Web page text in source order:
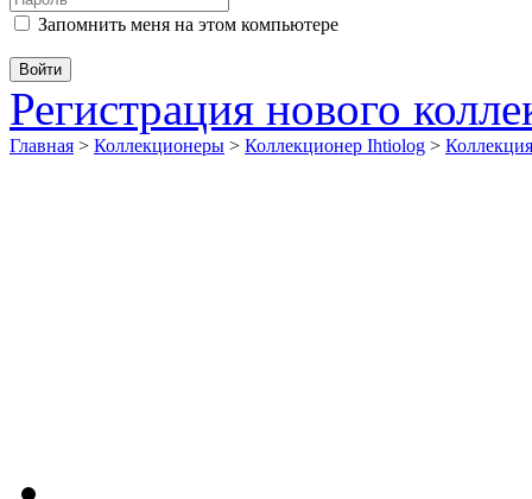
Запомнить меня на этом компьютере
Регистрация нового
Главная > Коллекционеры > Коллекционер Ihtiolog >